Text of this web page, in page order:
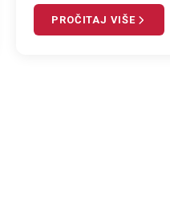
PROČITAJ VIŠE